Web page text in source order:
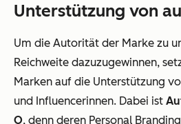
Unterstützung von
Um die Autorität der Marke zu
Reichweite dazuzugewinnen,
Marken auf die Unterstützung
und Influencerinnen. Dabei ist
O, denn deren Personal